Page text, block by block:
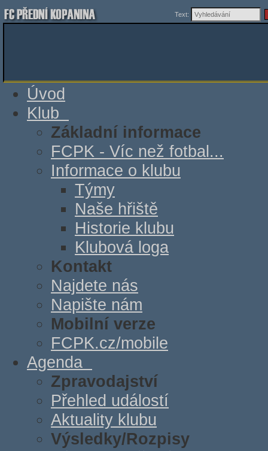
Text:
Úvod
Klub
Základní informace
FCPK - Víc než fotbal...
Informace o klubu
Týmy
Naše hřiště
Historie klubu
Klubová loga
Kontakt
Najdete nás
Napište nám
Mobilní verze
FCPK.cz/mobile
Agenda
Zpravodajství
Přehled událostí
Aktuality klubu
Výsledky/Rozpisy